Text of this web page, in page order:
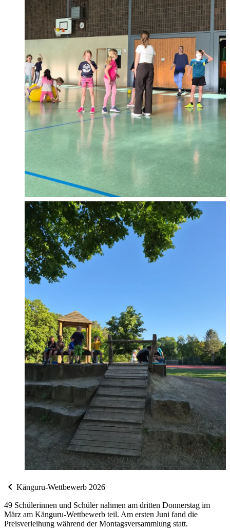
chevron_left Känguru-Wettbewerb 2026
49 Schülerinnen und Schüler nahmen am dritten Donnerstag im
März am Känguru-Wettbewerb teil. Am ersten Juni fand die
Preisverleihung während der Montagsversammlung statt.